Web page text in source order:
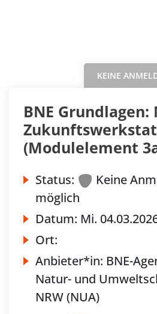
KEINE
BNE
(Modulelement
Status:
Keine
möglich
Datum: Mi.
Ort:
Anbieter*in: BNE-
Natur- und
NRW (NUA)